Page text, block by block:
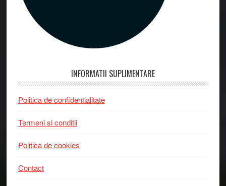
INFORMATII SUPLIMENTARE
Politica de confidentialitate
Termeni si conditii
Politica de cookies
Contact